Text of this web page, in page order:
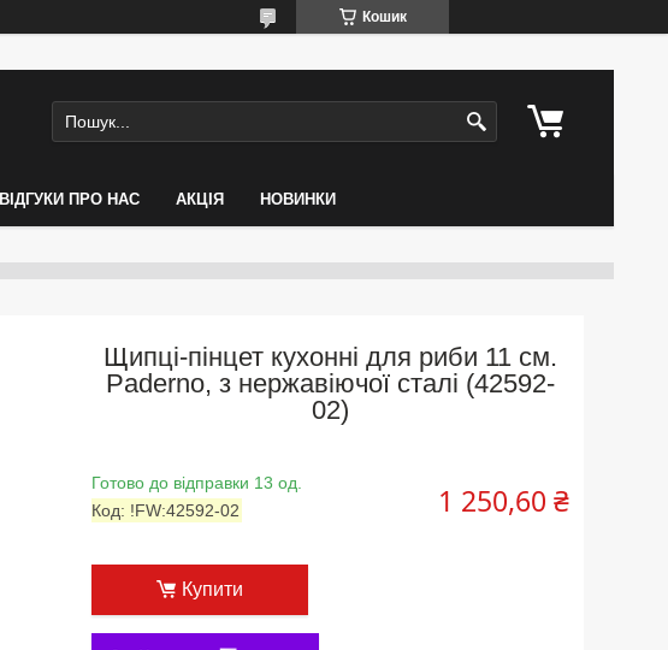
Кошик
ВІДГУКИ ПРО НАС АКЦІЯ НОВИНКИ
Щипці-пінцет кухонні для риби 11 см.
Paderno, з нержавіючої сталі (42592-
02)
Готово до відправки 13 од.
Код: !FW:42592-02 1 250,60 ₴
Купити